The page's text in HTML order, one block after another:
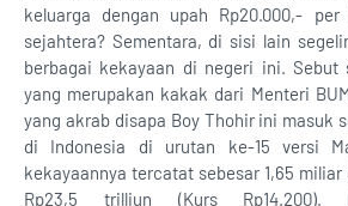
keluarga dengan upah Rp20.000,-
sejahtera? Sementara, di sisi lain
berbagai kekayaan di negeri ini. Sebut
yang merupakan kakak dari Menteri
yang akrab disapa Boy Thohir ini masuk
di Indonesia di urutan ke-15 versi
kekayaannya tercatat sebesar 1,65
Rp23,5 trilliun (Kurs Rp14.200).